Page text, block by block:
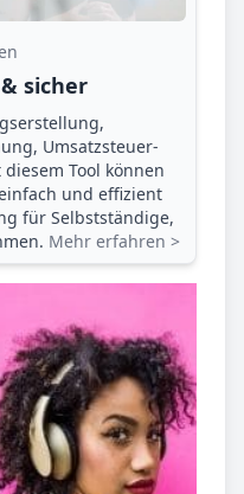
sicher
Umsatzsteuer­
Tool können
und effizient
für Selbstständige,
Mehr erfahren >